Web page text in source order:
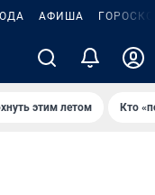
АФИША
этим летом Кто